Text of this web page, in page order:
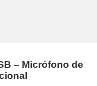
– Micrófono de